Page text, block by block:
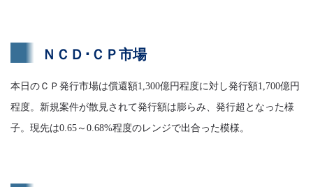
ＮＣＤ･ＣＰ市場
本日のＣＰ発行市場は償還額1,300億円程度に対し発行額1,700億円
程度。新規案件が散見されて発行額は膨らみ、発行超となった様
子。現先は0.65～0.68%程度のレンジで出合った模様。